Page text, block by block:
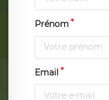
Prénom
Email